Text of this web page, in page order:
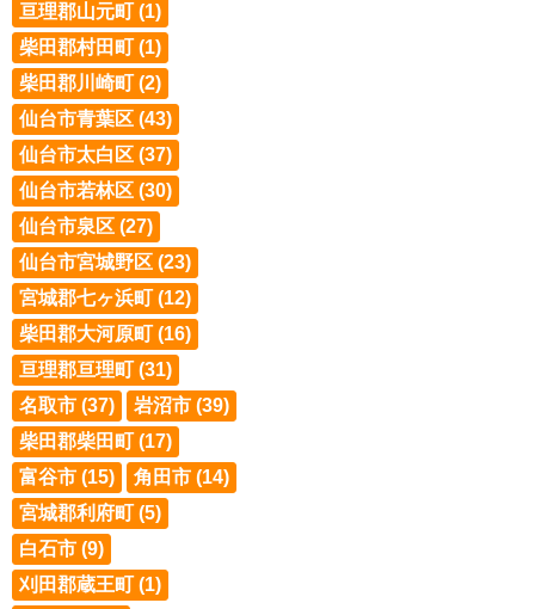
亘理郡山元町 (1)
柴田郡村田町 (1)
柴田郡川崎町 (2)
仙台市青葉区 (43)
仙台市太白区 (37)
仙台市若林区 (30)
仙台市泉区 (27)
仙台市宮城野区 (23)
宮城郡七ヶ浜町 (12)
柴田郡大河原町 (16)
亘理郡亘理町 (31)
名取市 (37)
岩沼市 (39)
柴田郡柴田町 (17)
富谷市 (15)
角田市 (14)
宮城郡利府町 (5)
白石市 (9)
刈田郡蔵王町 (1)